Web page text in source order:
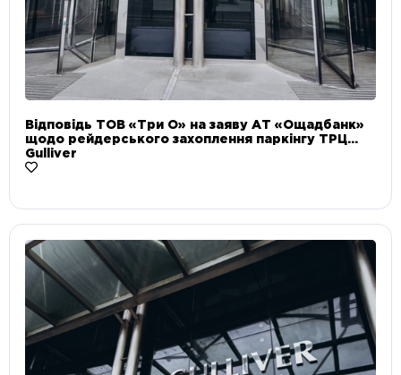
Відповідь ТОВ «Три О» на заяву АТ «Ощадбанк»
щодо рейдерського захоплення паркінгу ТРЦ
Gulliver